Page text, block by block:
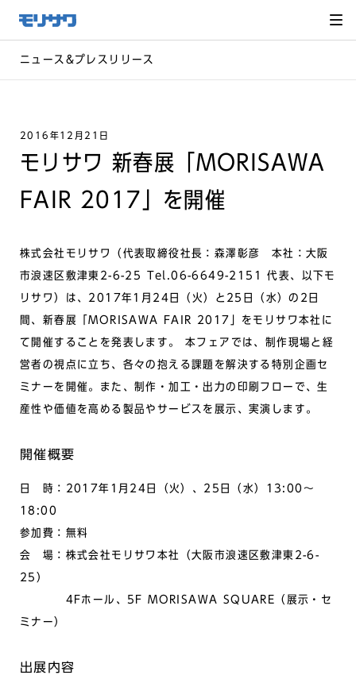
メ
ニュー
飛ばし
へ移動
ニュース&プレスリリース
2016年12月21日
モリサワ 新春展「MORISAWA
FAIR 2017」を開催
株式会社モリサワ（代表取締役社長：森澤彰彦 本社：大阪
市浪速区敷津東2-6-25 Tel.06-6649-2151 代表、以下モ
リサワ）は、2017年1月24日（火）と25日（水）の2日
間、新春展「MORISAWA FAIR 2017」をモリサワ本社に
て開催することを発表します。 本フェアでは、制作現場と経
営者の視点に立ち、各々の抱える課題を解決する特別企画セ
ミナーを開催。また、制作・加工・出力の印刷フローで、生
産性や価値を高める製品やサービスを展示、実演します。
開催概要
日 時：2017年1月24日（火）、25日（水）13:00～
18:00
参加費：無料
会 場：株式会社モリサワ本社（大阪市浪速区敷津東2-6-
25）
4Fホール、5F MORISAWA SQUARE（展示・セ
ミナー）
出展内容